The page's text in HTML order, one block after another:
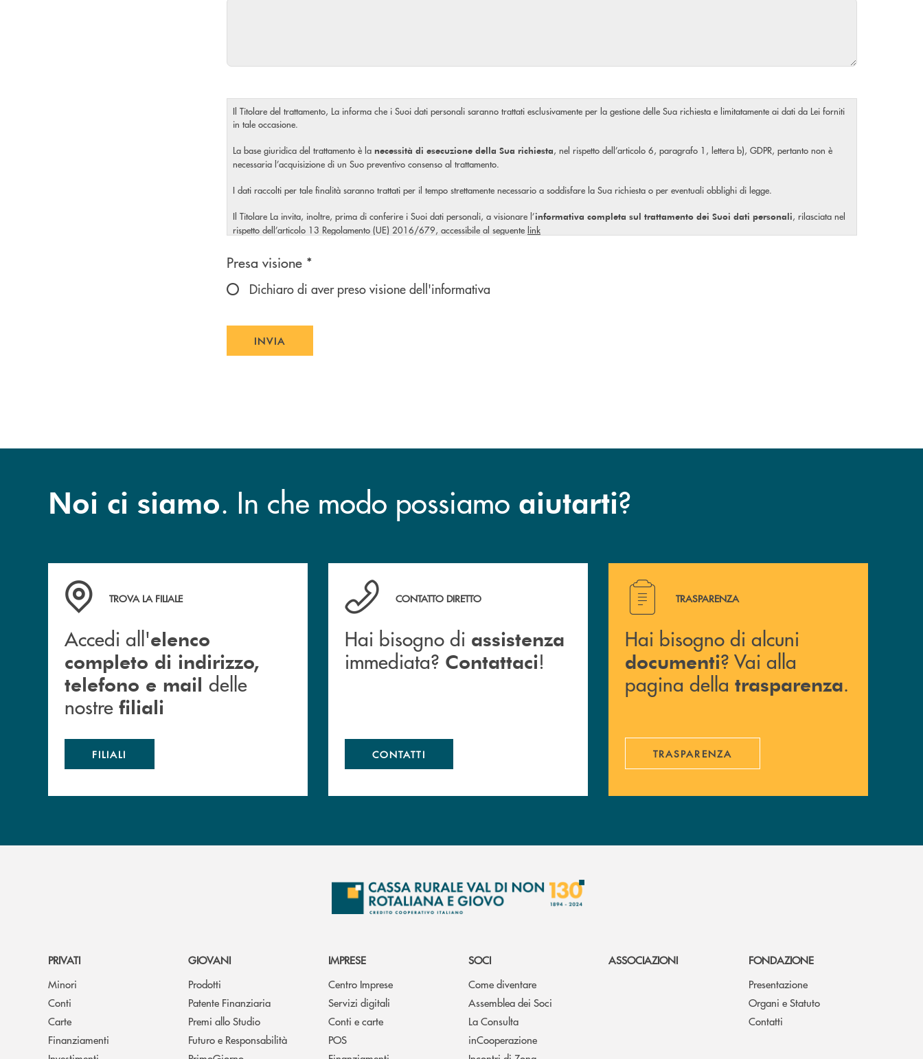
Il Titolare del trattamento, La informa che i Suoi dati personali saranno trattati esclusivamente per la gestione delle Sua richiesta e limitatamente ai dati da Lei forniti
in tale occasione.
La base giuridica del trattamento è la necessità di esecuzione della Sua richiesta, nel rispetto dell’articolo 6, paragrafo 1, lettera b), GDPR, pertanto non è
necessaria l’acquisizione di un Suo preventivo consenso al trattamento.
I dati raccolti per tale finalità saranno trattati per il tempo strettamente necessario a soddisfare la Sua richiesta o per eventuali obblighi di legge.
Il Titolare La invita, inoltre, prima di conferire i Suoi dati personali, a visionare l’informativa completa sul trattamento dei Suoi dati personali, rilasciata nel
rispetto dell’articolo 13 Regolamento (UE) 2016/679, accessibile al seguente link
Scegliere un'opzione
Presa visione *
Dichiaro di aver preso visione dell'informativa
INVIA FORM
INVIA
Noi ci siamo. In che modo possiamo aiutarti?
Accedi all' elenco completo di indirizzo, telefono e mail delle nostre filiali
TROVA LA FILIALE
Accedi all'elenco
completo di indirizzo,
telefono e mail delle
nostre filiali
FILIALI
Hai bisogno di assistenza immediata? Contattaci !
CONTATTO DIRETTO
Hai bisogno di assistenza
immediata? Contattaci!
CONTATTI
Hai bisogno di alcuni documenti ? Vai alla pagina della
TRASPARENZA
Hai bisogno di alcuni
documenti? Vai alla
pagina della trasparenza.
TRASPARENZA
PRIVATI
Minori
Conti
Carte
Finanziamenti
GIOVANI
Prodotti
Patente Finanziaria
Premi allo Studio
Futuro e Responsabilità
IMPRESE
Centro Imprese
Servizi digitali
Conti e carte
POS
SOCI
Come diventare
Assemblea dei Soci
La Consulta
inCooperazione
ASSOCIAZIONI
FONDAZIONE
Presentazione
Organi e Statuto
Contatti